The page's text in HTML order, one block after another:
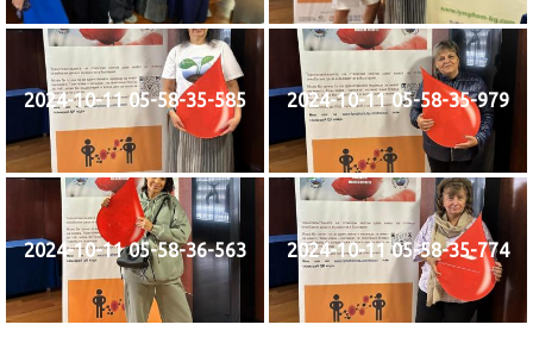
2024-10-11 05-58-35-585 2024-10-11 05-58-35-979
2024-10-11 05-58-36-563 2024-10-11 05-58-35-774